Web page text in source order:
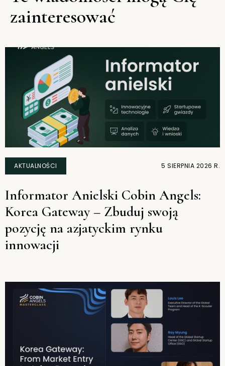
AKTUALNOŚCI 5 SIERPNIA 2026 R.
Informator Anielski Cobin Angels:
Korea Gateway – Zbuduj swoją
pozycję na azjatyckim rynku
innowacji
zainteresować